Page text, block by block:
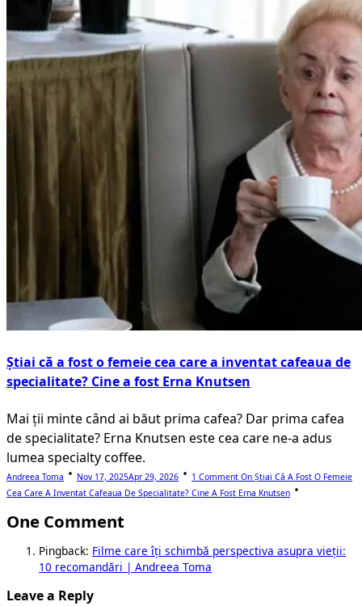
Știai că a fost o femeie cea care a inventat cafeaua de
specialitate? Cine a fost Erna Knutsen
Mai ții minte când ai băut prima cafea? Dar prima cafea
de specialitate? Erna Knutsen este cea care ne-a adus
lumea specialty coffee.
Andreea Toma Nov 17, 2025Apr 29, 2026 1 Comment On Știai Că A Fost O Femeie
Cea Care A Inventat Cafeaua De Specialitate? Cine A Fost Erna Knutsen
One Comment
Pingback: Filme care îți schimbă perspectiva asupra vieții:
10 recomandări | Andreea Toma
Leave a Reply